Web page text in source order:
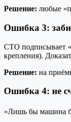
Решение: любые
Ошибка 3:
СТО подписывает
крепления).
Решение: на
Ошибка 4: не
«Лишь бы машина